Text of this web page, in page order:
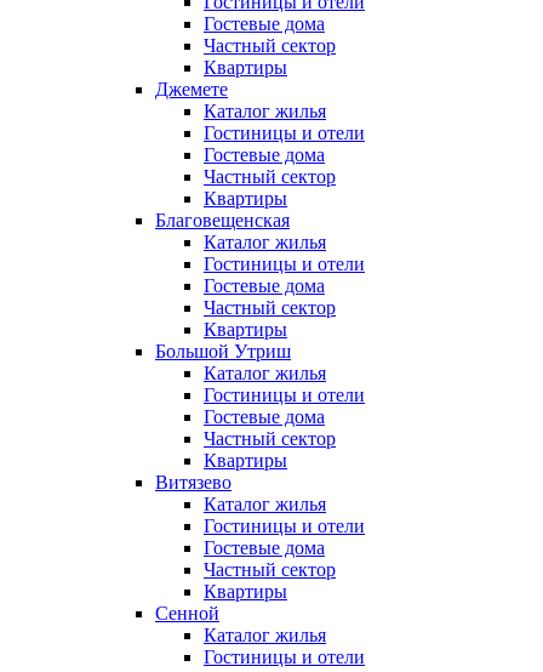
Гостевые дома
Частный сектор
Квартиры
Джемете
Каталог жилья
Гостиницы и отели
Гостевые дома
Частный сектор
Квартиры
Благовещенская
Каталог жилья
Гостиницы и отели
Гостевые дома
Частный сектор
Квартиры
Большой Утриш
Каталог жилья
Гостиницы и отели
Гостевые дома
Частный сектор
Квартиры
Витязево
Каталог жилья
Гостиницы и отели
Гостевые дома
Частный сектор
Квартиры
Сенной
Каталог жилья
Гостиницы и отели